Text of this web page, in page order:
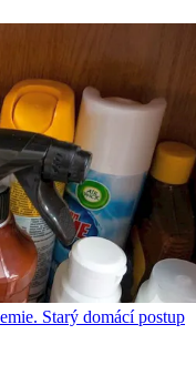
Starý domácí postup